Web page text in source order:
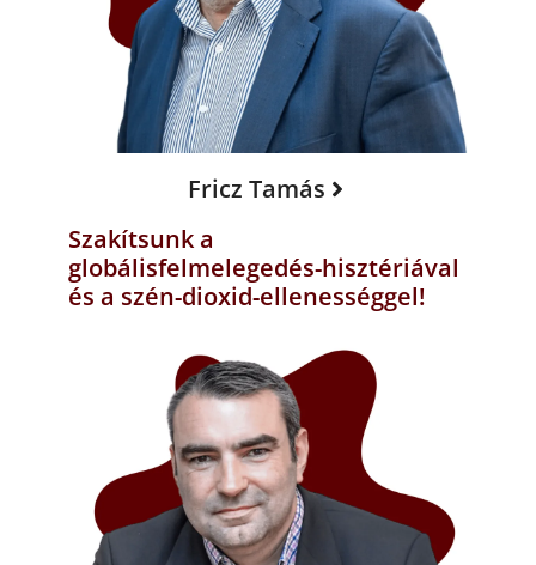
Fricz Tamás
Szakítsunk a
globálisfelmelegedés-hisztériával
és a szén-dioxid-ellenességgel!